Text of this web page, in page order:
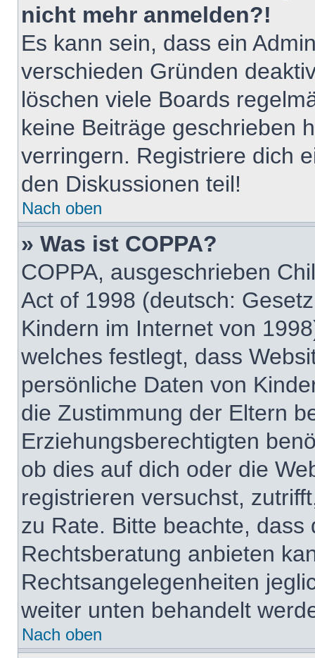
nicht mehr anmelden?!
Es kann sein, dass ein
verschieden Gründen
löschen viele Boards
keine Beiträge geschrieben
verringern. Registriere dich
den Diskussionen teil!
Nach oben
» Was ist COPPA?
COPPA, ausgeschrieben
Act of 1998 (deutsch:
Kindern im Internet von
welches festlegt, dass
persönliche Daten von
die Zustimmung der Eltern
Erziehungsberechtigten
ob dies auf dich oder die
registrieren versuchst,
zu Rate. Bitte beachte, dass
Rechtsberatung anbieten
Rechtsangelegenheiten
weiter unten behandelt
Nach oben